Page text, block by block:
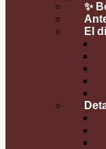
✨
El